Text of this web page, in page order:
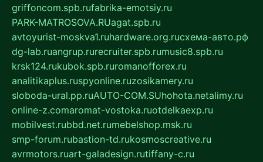
griffoncom.spb.rufabrika-emotsiy.ru
PARK-MATROSOVA.RUagat.spb.ru
avtoyurist-moskva1.ruhardware.org.ruсхема-авто.рф
dg-lab.ruangrup.rurecruiter.spb.rumusic8.spb.ru
krsk124.rukubok.spb.ruromanofforex.ru
analitikaplus.ruspyonline.ruzosikamery.ru
sloboda-ural.pp.ruAUTO-COM.SUhohota.netalimy.ru
online-z.comaromat-vostoka.ruotdelkaexp.ru
mobilvest.rubbd.net.rumebelshop.msk.ru
smp-forum.rubastion-td.rukosmoscreative.ru
avrmotors.ruart-galadesign.rutiffany-c.ru